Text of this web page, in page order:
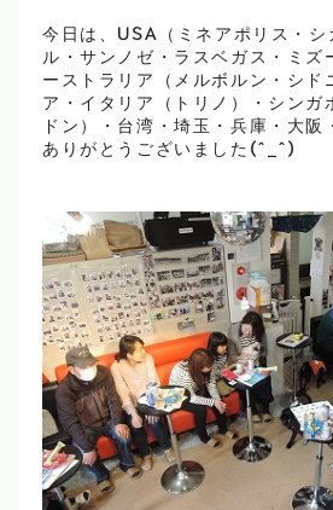
今日は、USA（ミネアポリス・シ
ル・サンノゼ・ラスベガス・ミズ
ーストラリア（メルボルン・シド
ア・イタリア（トリノ）・シンガ
ドン）・台湾・埼玉・兵庫・大阪
ありがとうございました(^_^)